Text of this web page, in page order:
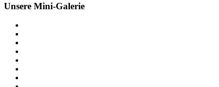
Unsere Mini-Galerie